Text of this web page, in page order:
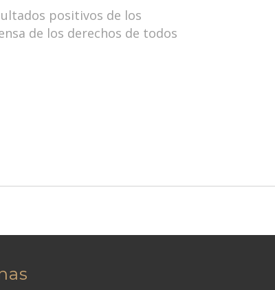
positivos de los
de los derechos de todos